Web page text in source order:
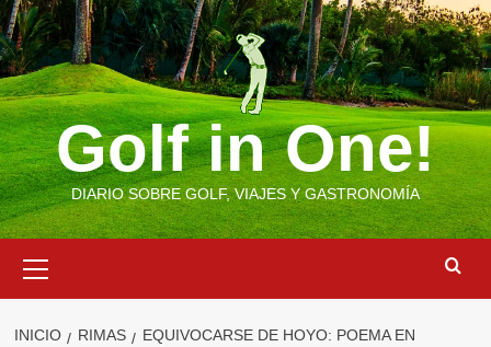
Saltar
al
contenido
Golf in One!
DIARIO SOBRE GOLF, VIAJES Y GASTRONOMÍA
primario
INICIO RIMAS
EQUIVOCARSE DE HOYO: POEMA EN